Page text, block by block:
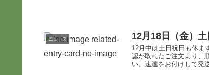
ニュース 12月18日（金）
12月中は土日祝日も休ま
認が取れたご注文より、
い。速達をお付けして発